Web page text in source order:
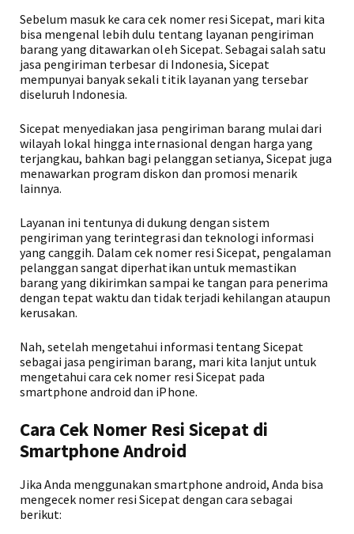
Sebelum masuk ke cara cek nomer resi Sicepat, mari kita
bisa mengenal lebih dulu tentang layanan pengiriman
barang yang ditawarkan oleh Sicepat. Sebagai salah satu
jasa pengiriman terbesar di Indonesia, Sicepat
mempunyai banyak sekali titik layanan yang tersebar
diseluruh Indonesia.
Sicepat menyediakan jasa pengiriman barang mulai dari
wilayah lokal hingga internasional dengan harga yang
terjangkau, bahkan bagi pelanggan setianya, Sicepat juga
menawarkan program diskon dan promosi menarik
lainnya.
Layanan ini tentunya di dukung dengan sistem
pengiriman yang terintegrasi dan teknologi informasi
yang canggih. Dalam cek nomer resi Sicepat, pengalaman
pelanggan sangat diperhatikan untuk memastikan
barang yang dikirimkan sampai ke tangan para penerima
dengan tepat waktu dan tidak terjadi kehilangan ataupun
kerusakan.
Nah, setelah mengetahui informasi tentang Sicepat
sebagai jasa pengiriman barang, mari kita lanjut untuk
mengetahui cara cek nomer resi Sicepat pada
smartphone android dan iPhone.
Cara Cek Nomer Resi Sicepat di
Smartphone Android
Jika Anda menggunakan smartphone android, Anda bisa
mengecek nomer resi Sicepat dengan cara sebagai
berikut: